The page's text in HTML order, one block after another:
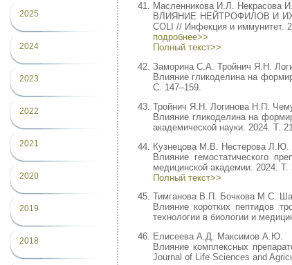
2025
2024
2023
2022
2021
2020
2019
2018
Масленникова И.Л. Некрасова
ВЛИЯНИЕ НЕЙТРОФИЛОВ И
COLI // Инфекция и иммунитет.
подробнее>>
Полный текст>>
Заморина С.А. Тройнич Я.Н.
Влияние гликоделина на
С. 147–159.
Тройнич Я.Н. Логинова Н.П.
Влияние гликоделина на
академической науки. 2024. Т.
Кузнецова М.В. Нестерова Л.Ю.
Влияние гемостатического
медицинской академии. 2024.
Полный текст>>
Тимганова В.П. Бочкова М.С.
Влияние коротких пептидов
технологии в биологии и
Елисеева А.Д. Максимов А.Ю.
Влияние комплексных
Journal of Life Sciences and